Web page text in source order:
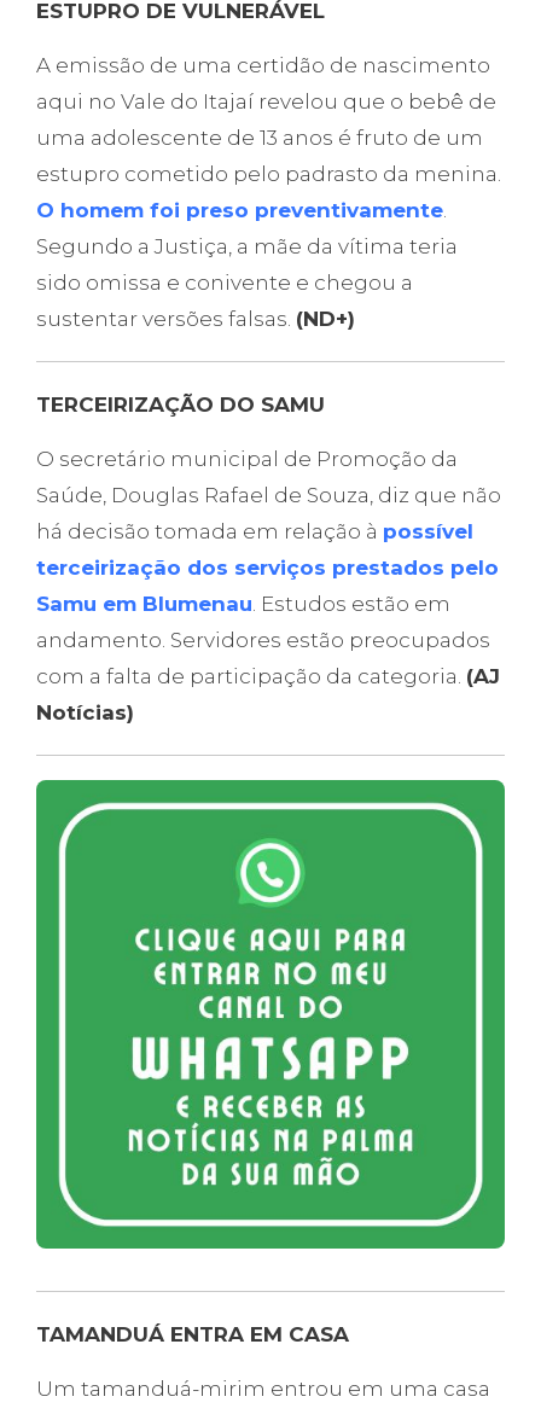
ESTUPRO DE VULNERÁVEL
A emissão de uma certidão de nascimento
aqui no Vale do Itajaí revelou que o bebê de
uma adolescente de 13 anos é fruto de um
estupro cometido pelo padrasto da menina.
O homem foi preso preventivamente.
Segundo a Justiça, a mãe da vítima teria
sido omissa e conivente e chegou a
sustentar versões falsas. (ND+)
TERCEIRIZAÇÃO DO SAMU
O secretário municipal de Promoção da
Saúde, Douglas Rafael de Souza, diz que não
há decisão tomada em relação à possível
terceirização dos serviços prestados pelo
Samu em Blumenau. Estudos estão em
andamento. Servidores estão preocupados
com a falta de participação da categoria. (AJ
Notícias)
TAMANDUÁ ENTRA EM CASA
Um tamanduá-mirim entrou em uma casa